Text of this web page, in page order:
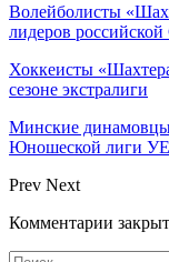
Волейболисты
лидеров
Хоккеисты
сезоне экстралиги
Минские
Юношеской лиги
Prev Next
Комментарии